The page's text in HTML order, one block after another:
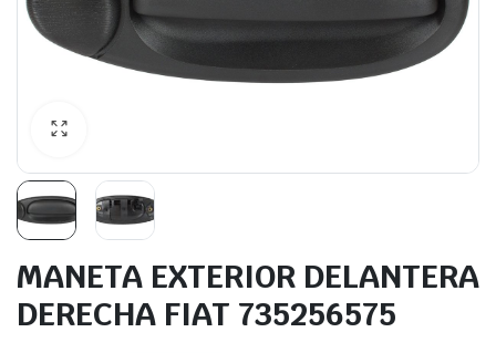
MANETA EXTERIOR DELANTERA
DERECHA FIAT 735256575